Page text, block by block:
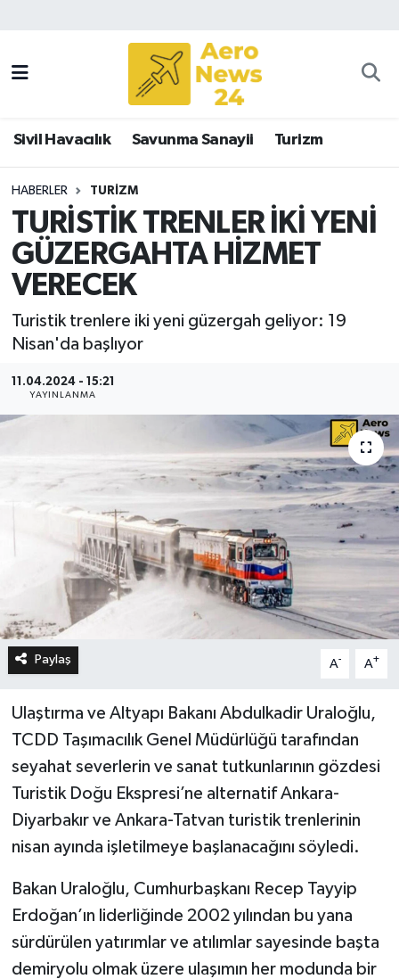
Sivil Havacılık Savunma Sanayii Turizm
HABERLER TURIZM
TURİSTİK TRENLER İKİ YENİ
GÜZERGAHTA HİZMET
VERECEK
Turistik trenlere iki yeni güzergah geliyor: 19
Nisan'da başlıyor
11.04.2024 - 15:21
YAYINLANMA
Paylaş A- A+
Ulaştırma ve Altyapı Bakanı Abdulkadir Uraloğlu,
TCDD Taşımacılık Genel Müdürlüğü tarafından
seyahat severlerin ve sanat tutkunlarının gözdesi
Turistik Doğu Ekspresi’ne alternatif Ankara-
Diyarbakır ve Ankara-Tatvan turistik trenlerinin
nisan ayında işletilmeye başlanacağını söyledi.
Bakan Uraloğlu, Cumhurbaşkanı Recep Tayyip
Erdoğan’ın liderliğinde 2002 yılından bu yana
sürdürülen yatırımlar ve atılımlar sayesinde başta
demiryolu olmak üzere ulaşımın her modunda bir